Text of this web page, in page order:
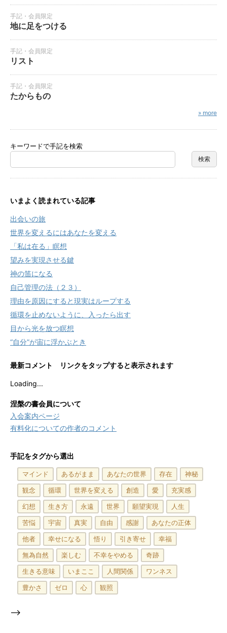
手記・会員限定
地に足をつける
手記・会員限定
リスト
手記・会員限定
たからもの
» more
キーワードで手記を検索
いまよく読まれている記事
出会いの旅
世界を変えるにはあなたを変える
「私は在る」瞑想
望みを実現させる鍵
神の笛になる
自己管理の法（２３）
理由を原因にすると現実はループする
循環を止めないように、入ったら出す
目から光を放つ瞑想
“自分”が宙に浮かぶとき
最新コメント リンクをタップすると表示されます
Loading...
涅槃の書会員について
入会案内ページ
有料化についての作者のコメント
手記をタグから選出
マインド あるがまま あなたの世界 存在
神秘
観念
循環 世界を変える 創造 愛
充実感
幻想
生き方 永遠 世界 願望実現
人生
苦悩
宇宙 真実 自由 感謝
あなたの正体
他者
幸せになる 悟り 引き寄せ
幸福
無為自然
楽しむ 不幸をやめる
奇跡
生きる意味
いまここ 人間関係
ワンネス
豊かさ
ゼロ 心 観照
-->